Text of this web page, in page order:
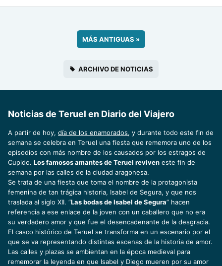
MÁS ANTIGUAS »
ARCHIVO DE NOTICIAS
Noticias de Teruel en Diario del Viajero
A partir de hoy, día de los enamorados, y durante todo este fin de
semana se celebra en Teruel una fiesta que rememora uno de los
episodios con más nombre de los causados por los estragos de
Cupido. Los famosos amantes de Teruel reviven este fin de
semana por las calles de la ciudad aragonesa.
Se trata de una fiesta que toma el nombre de la protagonista
femenina de tan trágica historia, Isabel de Segura, y que nos
traslada al siglo XII. “Las bodas de Isabel de Segura” hacen
referencia a ese enlace de la joven con un caballero que no era
su verdadero amor y que fue el desencadenante de la desgracia.
El casco histórico de Teruel se transforma en un escenario por el
que se va representando distintas escenas de la historia de amor.
Las calles y plazas se ambientan en la época medieval para
rememorar la leyenda en que Isabel y Diego mueren por su amor